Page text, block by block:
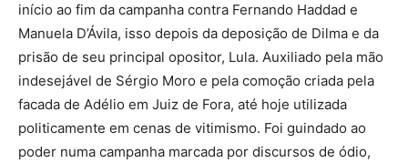
início ao fim da campanha contra Fernando Haddad e
Manuela D’Ávila, isso depois da deposição de Dilma e da
prisão de seu principal opositor, Lula. Auxiliado pela mão
indesejável de Sérgio Moro e pela comoção criada pela
facada de Adélio em Juiz de Fora, até hoje utilizada
politicamente em cenas de vitimismo. Foi guindado ao
poder numa campanha marcada por discursos de ódio,